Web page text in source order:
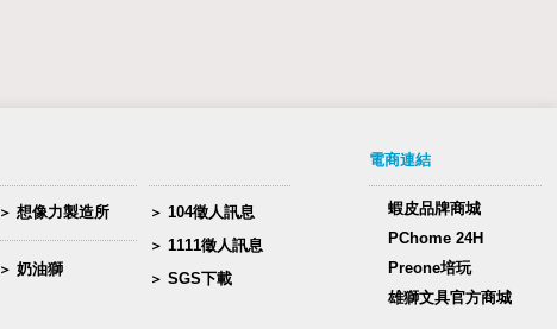
想像力製造所
奶油獅
104徵人訊息
1111徵人訊息
SGS下載
電商連結
蝦皮品牌商城
PChome 24H
Preone培玩
雄獅文具官方商城